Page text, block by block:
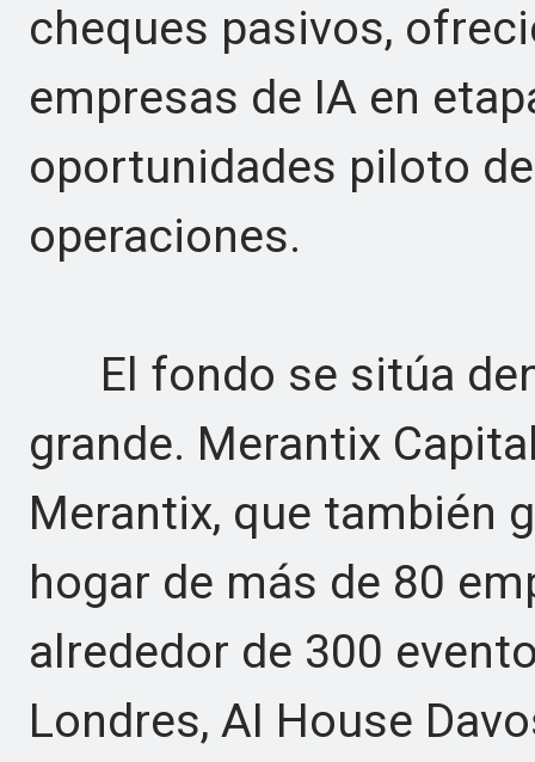
cheques pasivos,
empresas de IA en
oportunidades piloto
operaciones.
El fondo se sitúa
grande. Merantix
Merantix, que también
hogar de más de 80
alrededor de 300
Londres, AI House